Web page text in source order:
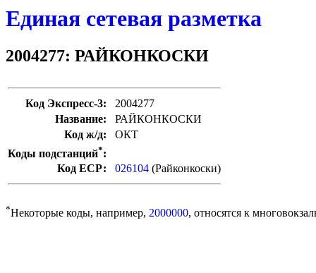
Единая сетевая разметка
2004277: РАЙКОНКОСКИ
Код Экспресс-3:
2004277
Название:
РАЙКОНКОСКИ
Код ж/д:
ОКТ
Коды подстанций*:
Код ЕСР:
026104 (Райконкоски)
*Некоторые коды, например, 2000000, относятся к